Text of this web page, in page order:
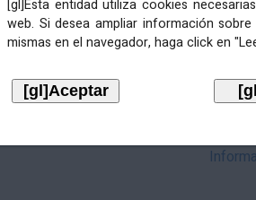
[gl]Esta entidad utiliza cookies
web. Si desea ampliar información
mismas en el navegador, haga click en